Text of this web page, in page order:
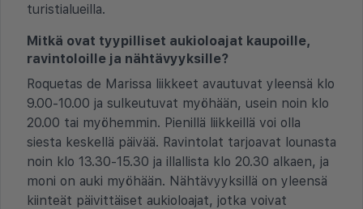
turistialueilla.
Mitkä ovat tyypilliset aukioloajat kaupoille,
ravintoloille ja nähtävyyksille?
Roquetas de Marissa liikkeet avautuvat yleensä klo
9.00-10.00 ja sulkeutuvat myöhään, usein noin klo
20.00 tai myöhemmin. Pienillä liikkeillä voi olla
siesta keskellä päivää. Ravintolat tarjoavat lounasta
noin klo 13.30-15.30 ja illallista klo 20.30 alkaen, ja
moni on auki myöhään. Nähtävyyksillä on yleensä
kiinteät päivittäiset aukioloajat, jotka voivat